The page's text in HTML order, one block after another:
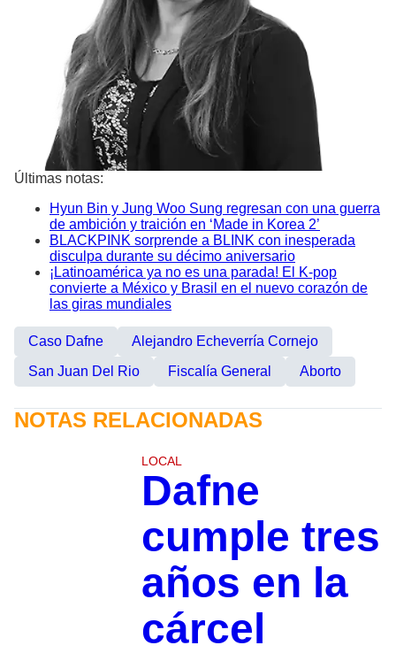
Últimas notas:
Hyun Bin y Jung Woo Sung regresan con una guerra
de ambición y traición en ‘Made in Korea 2’
BLACKPINK sorprende a BLINK con inesperada
disculpa durante su décimo aniversario
¡Latinoamérica ya no es una parada! El K-pop
convierte a México y Brasil en el nuevo corazón de
las giras mundiales
Caso Dafne
Alejandro Echeverría Cornejo
San Juan Del Rio
Fiscalía General Aborto
NOTAS RELACIONADAS
LOCAL
Dafne
cumple tres
años en la
cárcel